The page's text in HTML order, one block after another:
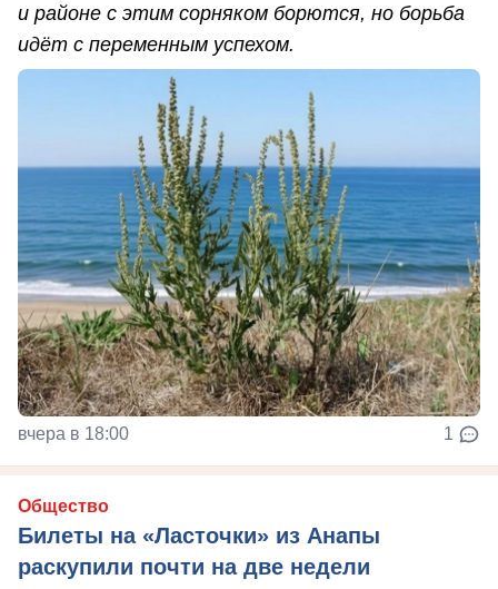
и районе с этим сорняком борются, но борьба
идёт с переменным успехом.
вчера в 18:00 1
Общество
Билеты на «Ласточки» из Анапы
раскупили почти на две недели